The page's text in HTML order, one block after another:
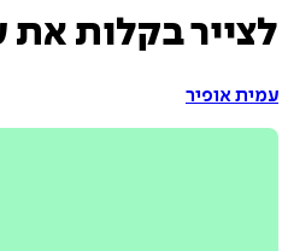
לצייר בקלות את
עמית אופיר